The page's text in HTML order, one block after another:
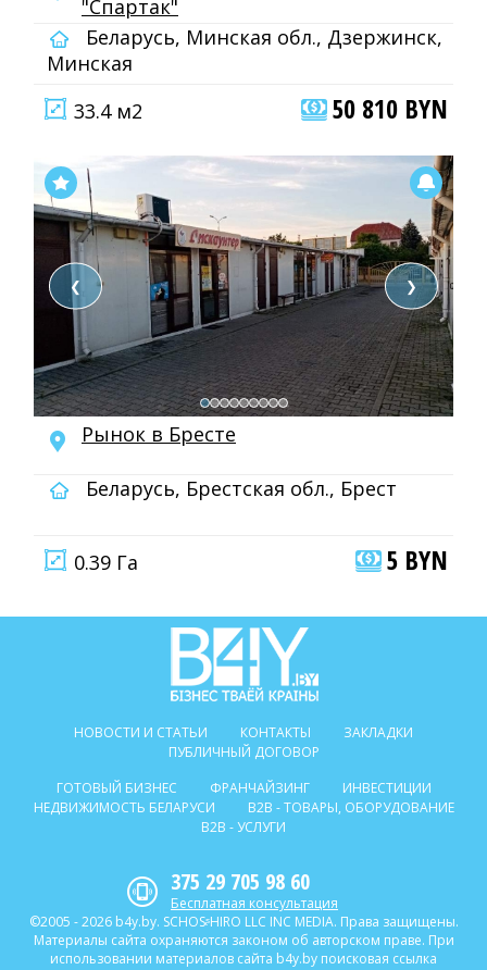
"Спартак"
Беларусь, Минская обл., Дзержинск,
Минская
33.4 м2
50 810 BYN
❮ ❯
Рынок в Бресте
Беларусь, Брестская обл., Брест
0.39 Га 5 BYN
НОВОСТИ И СТАТЬИ КОНТАКТЫ
ЗАКЛАДКИ
ПУБЛИЧНЫЙ ДОГОВОР
ГОТОВЫЙ БИЗНЕС
ФРАНЧАЙЗИНГ
ИНВЕСТИЦИИ
НЕДВИЖИМОСТЬ БЕЛАРУСИ
B2B - ТОВАРЫ, ОБОРУДОВАНИЕ
B2B - УСЛУГИ
375 29 705 98 60
Бесплатная консультация
©2005 - 2026 b4y.by. SCHOSᶳHIRO LLC INC MEDIA. Права защищены.
Материалы сайта охраняются законом об авторском праве. При
использовании материалов сайта b4y.by поисковая ссылка